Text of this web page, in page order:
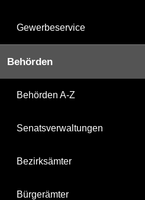
Gewerbeservice
Behörden
Behörden A-Z
Senatsverwaltungen
Bezirksämter
Bürgerämter